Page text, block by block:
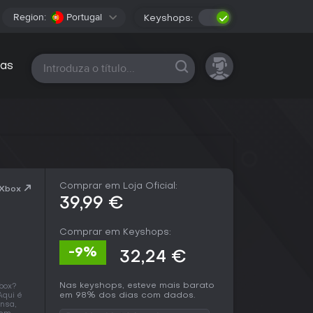
Region: Portugal Keyshops:
Todas as plataformas
é
Comprar em Loja Oficial:
39,99 €
Comprar em Keyshops:
-9% 32,24 €
Nas keyshops, esteve mais barato
em 98% dos dias com dados.